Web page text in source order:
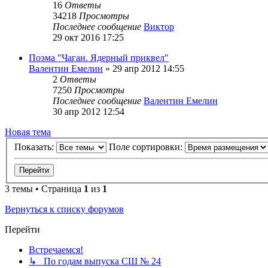
16 Ответы
34218 Просмотры
Последнее сообщение Виктор
29 окт 2016 17:25
Поэма "Чаган. Ядерный приквел"
Валентин Емелин » 29 апр 2012 14:55
2 Ответы
7250 Просмотры
Последнее сообщение Валентин Емелин
30 апр 2012 12:54
Новая тема
Показать:
Поле сортировки:
3 темы • Страница 1 из 1
Вернуться к списку форумов
Перейти
Встречаемся!
↳ По годам выпуска СШ № 24